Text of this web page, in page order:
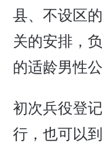
县、不设区
关的安排，
的适龄男性
初次兵役登
行，也可以